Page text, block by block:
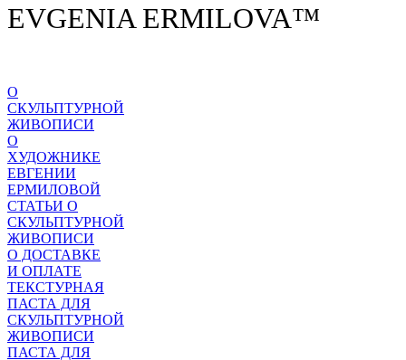
EVGENIA ERMILOVA™
О
СКУЛЬПТУРНОЙ
ЖИВОПИСИ
О
ХУДОЖНИКЕ
ЕВГЕНИИ
ЕРМИЛОВОЙ
СТАТЬИ О
СКУЛЬПТУРНОЙ
ЖИВОПИСИ
О ДОСТАВКЕ
И ОПЛАТЕ
ТЕКСТУРНАЯ
ПАСТА ДЛЯ
СКУЛЬПТУРНОЙ
ЖИВОПИСИ
ПАСТА ДЛЯ